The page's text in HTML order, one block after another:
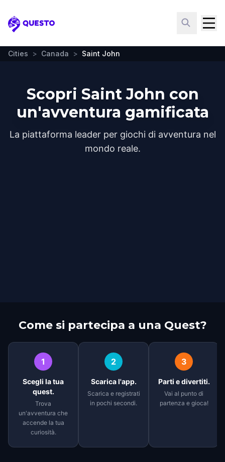
Questo
Cities > Canada > Saint John
Scopri Saint John con
un'avventura gamificata
La piattaforma leader per giochi di avventura nel
mondo reale.
Come si partecipa a una Quest?
1
Scegli la tua
quest.
Trova
un'avventura che
accende la tua
curiosità.
2
Scarica l'app.
Scarica e registrati
in pochi secondi.
3
Parti e divertiti.
Vai al punto di
partenza e gioca!